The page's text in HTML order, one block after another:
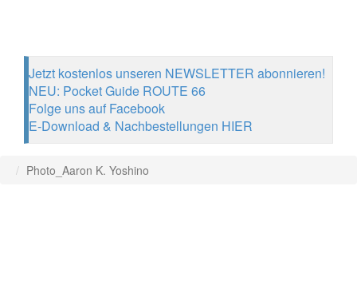
Jetzt kostenlos unseren NEWSLETTER abonnieren!
NEU: Pocket Guide ROUTE 66
Folge uns auf Facebook
E-Download & Nachbestellungen HIER
Photo_Aaron K. Yoshino